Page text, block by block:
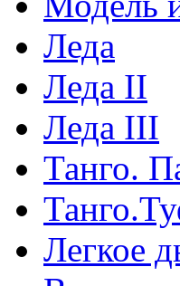
Леда
Леда II
Леда III
Танго.
Легкое